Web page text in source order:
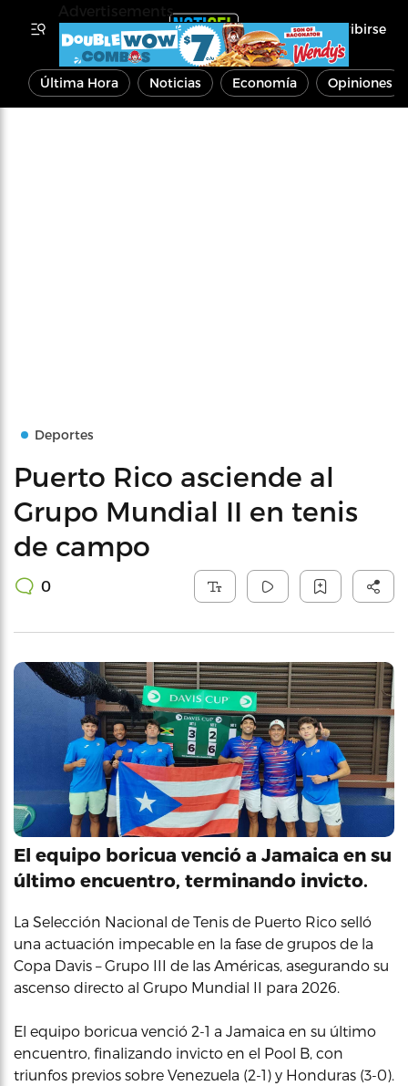
Inscribirse
Última Hora Noticias Economía Opiniones
Deportes
Puerto Rico asciende al
Grupo Mundial II en tenis
de campo
0
El equipo boricua venció a Jamaica en su
último encuentro, terminando invicto.
La Selección Nacional de Tenis de Puerto Rico selló
una actuación impecable en la fase de grupos de la
Copa Davis – Grupo III de las Américas, asegurando su
ascenso directo al Grupo Mundial II para 2026.
El equipo boricua venció 2-1 a Jamaica en su último
encuentro, finalizando invicto en el Pool B, con
triunfos previos sobre Venezuela (2-1) y Honduras (3-0).
Advertisements